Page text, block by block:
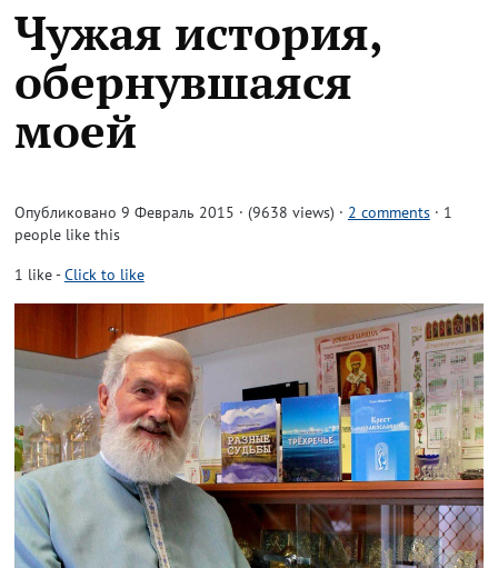
Чужая история,
обернувшаяся
моей
Опубликовано 9 Февраль 2015 · (9638 views) · 2 comments · 1
people like this
1 like-Click to like